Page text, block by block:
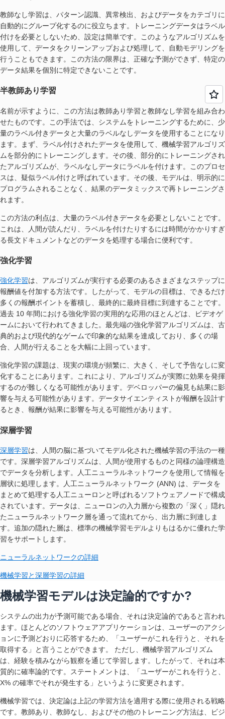
教師なし学習は、パターン認識、異常検出、およびデータをカテゴリに
自動的にグループ化するのに役立ちます。トレーニングデータはラベル
付けを必要としないため、設定は簡単です。このようなアルゴリズムを
使用して、データをクリーンアップおよび処理して、自動モデリングを
行うこともできます。この方法の限界は、正確な予測ができず、特定の
データ結果を個別に特定できないことです。
半教師あり学習
名前が示すように、この方法は教師あり学習と教師なし学習を組み合わ
せたものです。この手法では、システムをトレーニングするために、少
量のラベル付きデータと大量のラベルなしデータを使用することになり
ます。まず、ラベル付けされたデータを使用して、機械学習アルゴリズ
ムを部分的にトレーニングします。その後、部分的にトレーニングされ
たアルゴリズムが、ラベルなしデータにラベルを付けます。このプロセ
スは、疑似ラベル付けと呼ばれています。その後、モデルは、明示的に
プログラムされることなく、結果のデータミックスで再トレーニングさ
れます。
この方法の利点は、大量のラベル付きデータを必要としないことです。
これは、人間が読んだり、ラベルを付けたりするには時間がかかりすぎ
る長文ドキュメントなどのデータを処理する場合に便利です。
強化学習
強化学習は、アルゴリズムが実行する必要のあるさまざまなステップに
報酬値を付加する方法です。したがって、モデルの目標は、できるだけ
多くの報酬ポイントを蓄積し、最終的に最終目標に到達することです。
過去 10 年間における強化学習の実用的な応用のほとんどは、ビデオゲ
ームにおいて行われてきました。最先端の強化学習アルゴリズムは、古
典的および現代的なゲームで印象的な結果を達成しており、多くの場
合、人間が行えることを大幅に上回っています。
強化学習の課題は、現実の環境が頻繁に、大きく、そして予告なしに変
化することにあります。これにより、アルゴリズムが実際に効果を発揮
するのが難しくなる可能性があります。デベロッパーの偏見も結果に影
響を与える可能性があります。データサイエンティストが報酬を設計す
るとき、報酬が結果に影響を与える可能性があります。
深層学習
深層学習は、人間の脳に基づいてモデル化された機械学習の手法の一種
です。深層学習アルゴリズムは、人間が使用するものと同様の論理構造
でデータを分析します。人工ニューラルネットワークを使用して情報を
層状に処理します。人工ニューラルネットワーク (ANN) は、データを
まとめて処理する人工ニューロンと呼ばれるソフトウェアノードで構成
されています。データは、ニューロンの入力層から複数の「深く」隠れ
たニューラルネットワーク層を通って流れてから、出力層に到達しま
す。追加の隠れた層は、標準の機械学習モデルよりもはるかに優れた学
習をサポートします。
ニューラルネットワークの詳細
機械学習と深層学習の詳細
機械学習モデルは決定論的ですか?
システムの出力が予測可能である場合、それは決定論的であると言われ
ます。ほとんどのソフトウェアアプリケーションは、ユーザーのアクシ
ョンに予測どおりに応答するため、「ユーザーがこれを行うと、それを
取得する」と言うことができます。 ただし、機械学習アルゴリズム
は、経験を積みながら観察を通じて学習します。したがって、それは本
質的に確率論的です。ステートメントは、「ユーザーがこれを行うと、
X% の確率でそれが発生する」というように変更されます。
機械学習では、決定論は上記の学習方法を適用する際に使用される戦略
です。教師あり、教師なし、およびその他のトレーニング方法は、ビジ